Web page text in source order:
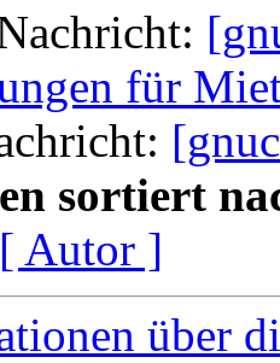
für
sortiert
[ Autor ]
über